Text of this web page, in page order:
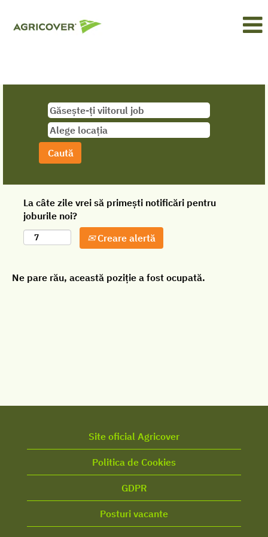
La câte zile vrei să primești notificări pentru
joburile noi?
Creare alertă
Ne pare rău, această poziție a fost ocupată.
Site oficial Agricover
Politica de Cookies
GDPR
Posturi vacante